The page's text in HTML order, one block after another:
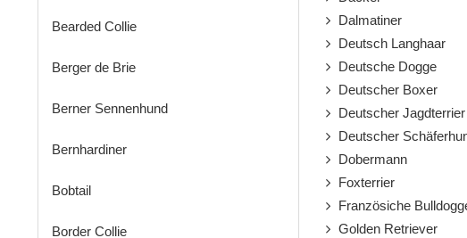
Dalmatiner
Deutsch Langhaar
Deutsche Dogge
Deutscher Boxer
Deutscher Jagdterrier
Deutscher
Dobermann
Foxterrier
Französiche
Golden Retriever
Bearded Collie
Berger de Brie
Berner Sennenhund
Bernhardiner
Bobtail
Border Collie